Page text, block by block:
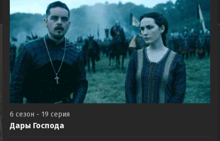
6 сезон - 19 серия
Дары Господа